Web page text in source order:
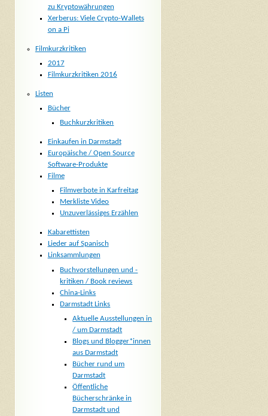
zu Kryptowährungen
Xerberus: Viele Crypto-Wallets
on a Pi
Filmkurzkritiken
2017
Filmkurzkritiken 2016
Listen
Bücher
Buchkurzkritiken
Einkaufen in Darmstadt
Europäische / Open Source
Software-Produkte
Filme
Filmverbote in Karfreitag
Merkliste Video
Unzuverlässiges Erzählen
Kabarettisten
Lieder auf Spanisch
Linksammlungen
Buchvorstellungen und -
kritiken / Book reviews
China-Links
Darmstadt Links
Aktuelle Ausstellungen in
/ um Darmstadt
Blogs und Blogger*innen
aus Darmstadt
Bücher rund um
Darmstadt
Öffentliche
Bücherschränke in
Darmstadt und